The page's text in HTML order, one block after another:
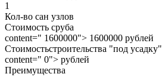
1
Кол-во сан узлов
Стоимость сруба
content=" 1600000"> 1600000 рублей
Стоимостьстроительства "под усадку"
content=" 0"> рублей
Преимущества